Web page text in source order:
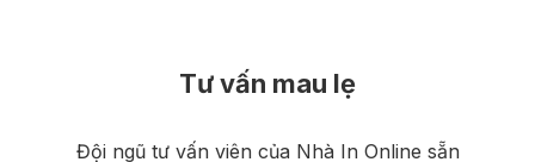
Tư vấn mau lẹ
Đội ngũ tư vấn viên của Nhà In Online sẵn